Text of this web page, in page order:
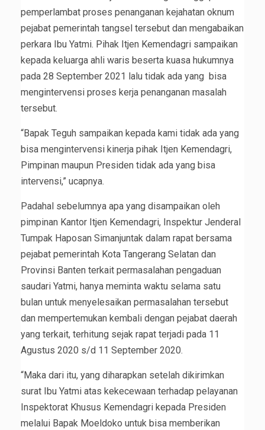
pemperlambat proses penanganan kejahatan oknum
pejabat pemerintah tangsel tersebut dan mengabaikan
perkara Ibu Yatmi. Pihak Itjen Kemendagri sampaikan
kepada keluarga ahli waris beserta kuasa hukumnya
pada 28 September 2021 lalu tidak ada yang bisa
mengintervensi proses kerja penanganan masalah
tersebut.
“Bapak Teguh sampaikan kepada kami tidak ada yang
bisa mengintervensi kinerja pihak Itjen Kemendagri,
Pimpinan maupun Presiden tidak ada yang bisa
intervensi,” ucapnya.
Padahal sebelumnya apa yang disampaikan oleh
pimpinan Kantor Itjen Kemendagri, Inspektur Jenderal
Tumpak Haposan Simanjuntak dalam rapat bersama
pejabat pemerintah Kota Tangerang Selatan dan
Provinsi Banten terkait permasalahan pengaduan
saudari Yatmi, hanya meminta waktu selama satu
bulan untuk menyelesaikan permasalahan tersebut
dan mempertemukan kembali dengan pejabat daerah
yang terkait, terhitung sejak rapat terjadi pada 11
Agustus 2020 s/d 11 September 2020.
“Maka dari itu, yang diharapkan setelah dikirimkan
surat Ibu Yatmi atas kekecewaan terhadap pelayanan
Inspektorat Khusus Kemendagri kepada Presiden
melalui Bapak Moeldoko untuk bisa memberikan